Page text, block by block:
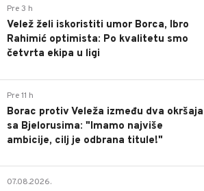
Pre 3 h
Velež želi iskoristiti umor Borca, Ibro
Rahimić optimista: Po kvalitetu smo
četvrta ekipa u ligi
Pre 11 h
Borac protiv Veleža između dva okršaja
sa Bjelorusima: "Imamo najviše
ambicije, cilj je odbrana titule!"
07.08.2026.